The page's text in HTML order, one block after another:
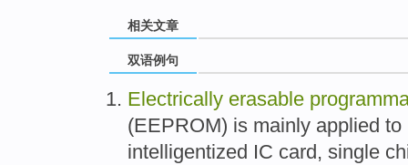
相关文章
双语例句
Electrically erasable
(EEPROM) is mainly applied to
intelligentized IC card, single